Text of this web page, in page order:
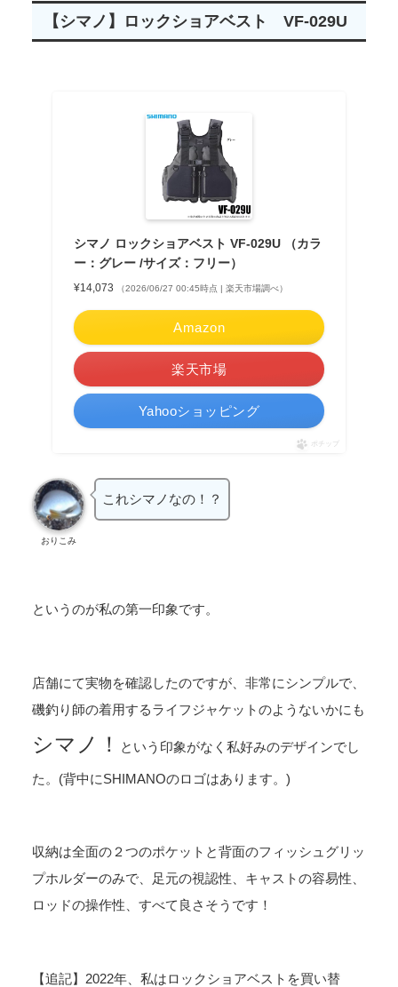
【シマノ】ロックショアベスト VF-029U
シマノ ロックショアベスト VF-029U （カラ
ー：グレー /サイズ：フリー）
¥14,073 （2026/06/27 00:45時点 | 楽天市場調べ）
Amazon
楽天市場
Yahooショッピング
ポチップ
おりこみ
これシマノなの！？
というのが私の第一印象です。
店舗にて実物を確認したのですが、非常にシンプルで、
磯釣り師の着用するライフジャケットのようないかにも
シマノ！ という印象がなく私好みのデザインでし
た。(背中にSHIMANOのロゴはあります。)
収納は全面の２つのポケットと背面のフィッシュグリッ
プホルダーのみで、足元の視認性、キャストの容易性、
ロッドの操作性、すべて良さそうです！
【追記】2022年、私はロックショアベストを買い替